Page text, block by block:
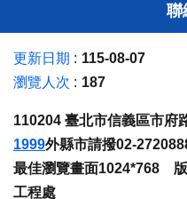
聯
更新日期
115-08-07
瀏覽人次
187
110204 臺北市信義區市府
1999外縣市請撥02-
最佳瀏覽畫面1024*768
工程處